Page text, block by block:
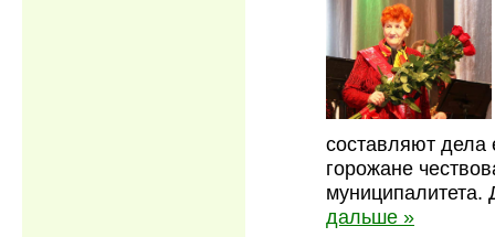
составляют дела
горожане
муниципалитета.
дальше »